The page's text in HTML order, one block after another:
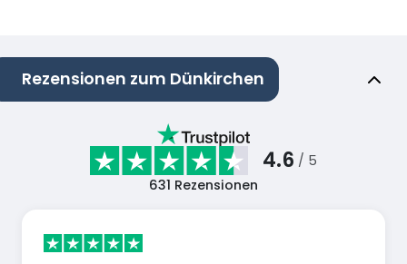
Rezensionen zum Dünkirchen
4.6 / 5
631 Rezensionen